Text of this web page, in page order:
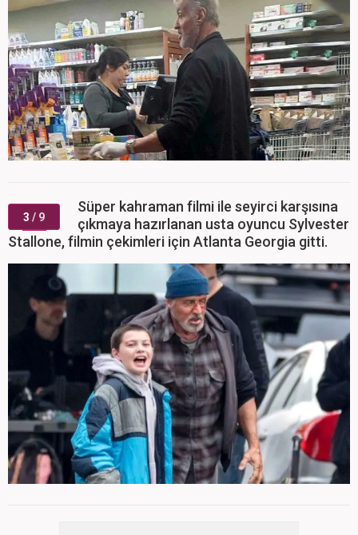
3 / 9
Süper kahraman filmi ile seyirci karşısına
çıkmaya hazırlanan usta oyuncu Sylvester
Stallone, filmin çekimleri için Atlanta Georgia gitti.